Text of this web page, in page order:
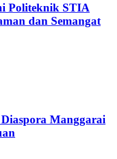
Politeknik STIA
dan Semangat
Manggarai